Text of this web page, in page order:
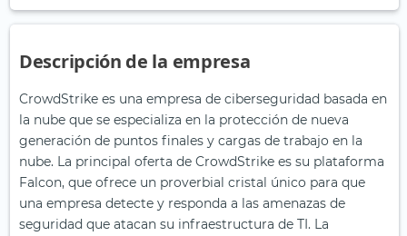
Descripción de la empresa
CrowdStrike es una empresa de ciberseguridad basada en
la nube que se especializa en la protección de nueva
generación de puntos finales y cargas de trabajo en la
nube. La principal oferta de CrowdStrike es su plataforma
Falcon, que ofrece un proverbial cristal único para que
una empresa detecte y responda a las amenazas de
seguridad que atacan su infraestructura de TI. La